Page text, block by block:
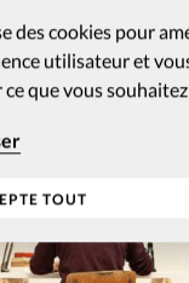
des cookies pour
utilisateur et
que vous
TOUT
leur entreprise.